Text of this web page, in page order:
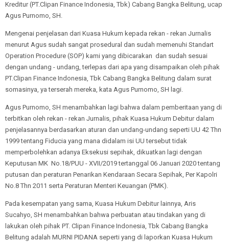
Kreditur (PT.Clipan Finance Indonesia, Tbk) Cabang Bangka Belitung, ucap
Agus Purnomo, SH.
Mengenai penjelasan dari Kuasa Hukum kepada rekan - rekan Jurnalis
menurut Agus sudah sangat prosedural dan sudah memenuhi Standart
Operation Procedure (SOP) kami yang dibicarakan dan sudah sesuai
dengan undang - undang, terlepas dari apa yang disampaikan oleh pihak
PT.Clipan Finance Indonesia, Tbk Cabang Bangka Belitung dalam surat
somasinya, ya terserah mereka, kata Agus Purnomo, SH lagi.
Agus Purnomo, SH menambahkan lagi bahwa dalam pemberitaan yang di
terbitkan oleh rekan - rekan Jurnalis, pihak Kuasa Hukum Debitur dalam
penjelasannya berdasarkan aturan dan undang-undang seperti UU 42 Thn
1999 tentang Fiducia yang mana didalam isi UU tersebut tidak
memperbolehkan adanya Eksekusi sepihak, dikuatkan lagi dengan
Keputusan MK No.18/PUU - XVII/2019 tertanggal 06 Januari 2020 tentang
putusan dan peraturan Penarikan Kendaraan Secara Sepihak, Per Kapolri
No.8 Thn 2011 serta Peraturan Menteri Keuangan (PMK).
Pada kesempatan yang sama, Kuasa Hukum Debitur lainnya, Aris
Sucahyo, SH menambahkan bahwa perbuatan atau tindakan yang di
lakukan oleh pihak PT. Clipan Finance Indonesia, Tbk Cabang Bangka
Belitung adalah MURNI PIDANA seperti yang di laporkan Kuasa Hukum